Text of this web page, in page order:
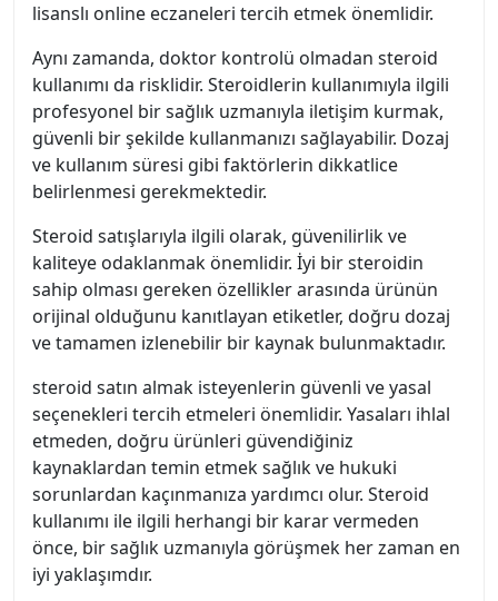
lisanslı online eczaneleri tercih etmek önemlidir.
Aynı zamanda, doktor kontrolü olmadan steroid
kullanımı da risklidir. Steroidlerin kullanımıyla ilgili
profesyonel bir sağlık uzmanıyla iletişim kurmak,
güvenli bir şekilde kullanmanızı sağlayabilir. Dozaj
ve kullanım süresi gibi faktörlerin dikkatlice
belirlenmesi gerekmektedir.
Steroid satışlarıyla ilgili olarak, güvenilirlik ve
kaliteye odaklanmak önemlidir. İyi bir steroidin
sahip olması gereken özellikler arasında ürünün
orijinal olduğunu kanıtlayan etiketler, doğru dozaj
ve tamamen izlenebilir bir kaynak bulunmaktadır.
steroid satın almak isteyenlerin güvenli ve yasal
seçenekleri tercih etmeleri önemlidir. Yasaları ihlal
etmeden, doğru ürünleri güvendiğiniz
kaynaklardan temin etmek sağlık ve hukuki
sorunlardan kaçınmanıza yardımcı olur. Steroid
kullanımı ile ilgili herhangi bir karar vermeden
önce, bir sağlık uzmanıyla görüşmek her zaman en
iyi yaklaşımdır.